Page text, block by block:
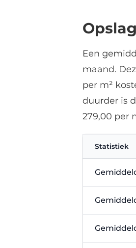
Een
maand.
per m²
duurder is
279,00 per
Statistiek